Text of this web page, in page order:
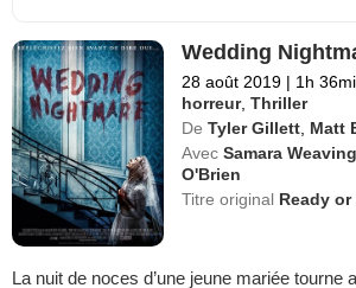
Wedding
28 août 2019 | 1h
horreur,Thriller
De Tyler Gillett Matt
Avec Samara Weaving
O'Brien
Titre original Ready or
La nuit de noces d’une jeune mariée tourne